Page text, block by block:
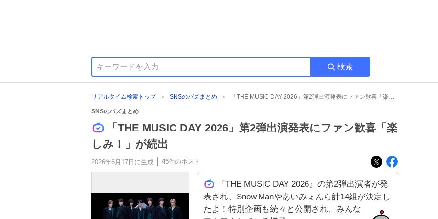
検索
リアルタイム検索トップ SNSのバズまとめ 「THE MUSIC DAY 2026」第2弾出演発表にファン歓喜「楽しみ！」が続出
SNSのバズまとめ
「THE MUSIC DAY 2026」第2弾出演発表にファン歓喜「楽
しみ！」が続出
2026年6月17日 に生成 45件のポスト
『THE MUSIC DAY 2026』の第2弾出演者が発
表され、Snow Manやあいみょんら計14組が決定し
たよ！特別企画も続々と公開され、みんな